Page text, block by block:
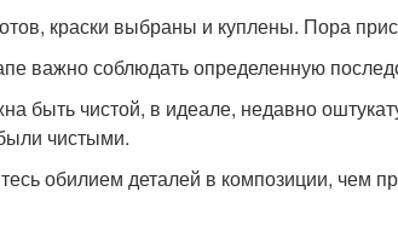
краски выбраны и куплены. Пора
важно соблюдать определенную
быть чистой, в идеале, недавно
чистыми.
обилием деталей в композиции, чем